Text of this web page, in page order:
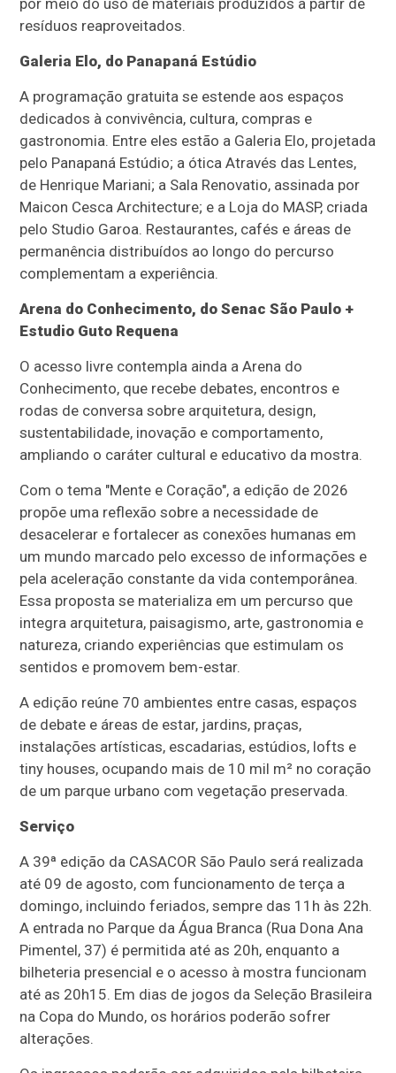
resíduos reaproveitados.
Galeria Elo, do Panapaná Estúdio
A programação gratuita se estende aos espaços
dedicados à convivência, cultura, compras e
gastronomia. Entre eles estão a Galeria Elo, projetada
pelo Panapaná Estúdio; a ótica Através das Lentes,
de Henrique Mariani; a Sala Renovatio, assinada por
Maicon Cesca Architecture; e a Loja do MASP, criada
pelo Studio Garoa. Restaurantes, cafés e áreas de
permanência distribuídos ao longo do percurso
complementam a experiência.
Arena do Conhecimento, do Senac São Paulo +
Estudio Guto Requena
O acesso livre contempla ainda a Arena do
Conhecimento, que recebe debates, encontros e
rodas de conversa sobre arquitetura, design,
sustentabilidade, inovação e comportamento,
ampliando o caráter cultural e educativo da mostra.
Com o tema "Mente e Coração", a edição de 2026
propõe uma reflexão sobre a necessidade de
desacelerar e fortalecer as conexões humanas em
um mundo marcado pelo excesso de informações e
pela aceleração constante da vida contemporânea.
Essa proposta se materializa em um percurso que
integra arquitetura, paisagismo, arte, gastronomia e
natureza, criando experiências que estimulam os
sentidos e promovem bem-estar.
A edição reúne 70 ambientes entre casas, espaços
de debate e áreas de estar, jardins, praças,
instalações artísticas, escadarias, estúdios, lofts e
tiny houses, ocupando mais de 10 mil m² no coração
de um parque urbano com vegetação preservada.
Serviço
A 39ª edição da CASACOR São Paulo será realizada
até 09 de agosto, com funcionamento de terça a
domingo, incluindo feriados, sempre das 11h às 22h.
A entrada no Parque da Água Branca (Rua Dona Ana
Pimentel, 37) é permitida até as 20h, enquanto a
bilheteria presencial e o acesso à mostra funcionam
até as 20h15. Em dias de jogos da Seleção Brasileira
na Copa do Mundo, os horários poderão sofrer
alterações.